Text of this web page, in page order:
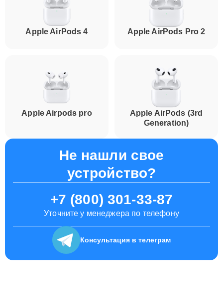
Apple AirPods 4 Apple AirPods Pro 2
Apple Airpods pro
Apple AirPods (3rd
Generation)
Не нашли свое
устройство?
+7 (800) 301-33-87
Уточните у менеджера по телефону
Консультация в телеграм